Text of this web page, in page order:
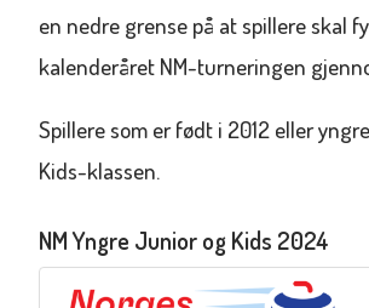
en nedre grense på at spillere skal
kalenderåret NM-turneringen
Spillere som er født i 2012 eller
Kids-klassen.
NM Yngre Junior og Kids 2024